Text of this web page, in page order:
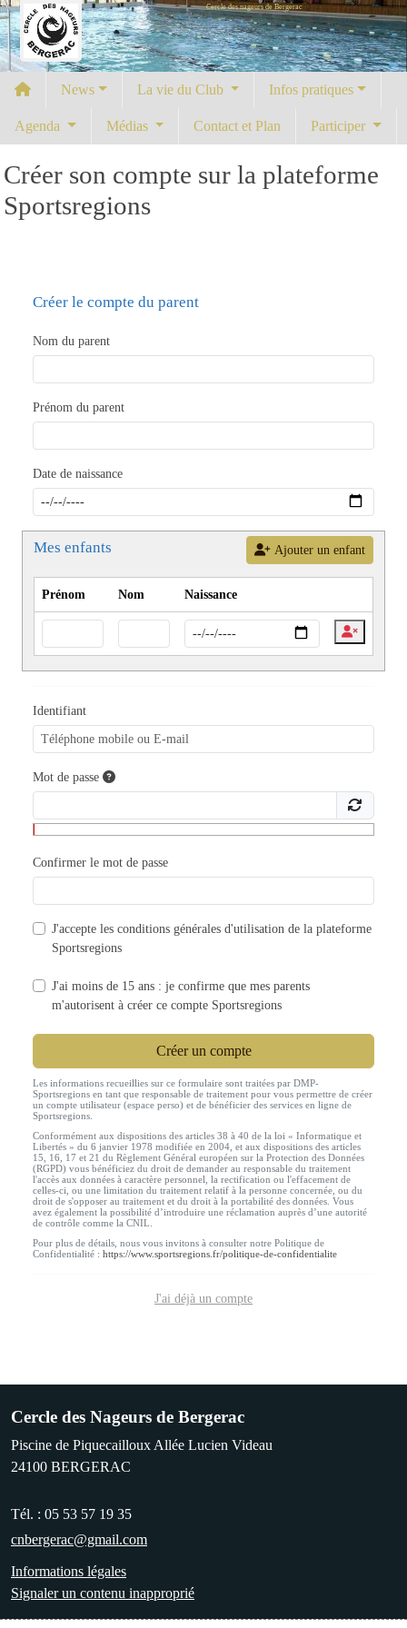
Cercle des nageurs de Bergerac
News La vie du Club Infos pratiques
Agenda Médias Contact et Plan Participer
Créer son compte sur la plateforme
Sportsregions
Créer le compte du parent
Nom du parent
Prénom du parent
Date de naissance
Mes enfants Ajouter un enfant
Prénom Nom Naissance
Identifiant
Mot de passe
Confirmer le mot de passe
J'accepte les conditions générales d'utilisation de la plateforme
Sportsregions
J'ai moins de 15 ans : je confirme que mes parents
m'autorisent à créer ce compte Sportsregions
Créer un compte
Les informations recueillies sur ce formulaire sont traitées par DMP-
Sportsregions en tant que responsable de traitement pour vous permettre de créer
un compte utilisateur (espace perso) et de bénéficier des services en ligne de
Sportsregions.
Conformément aux dispositions des articles 38 à 40 de la loi « Informatique et
Libertés » du 6 janvier 1978 modifiée en 2004, et aux dispositions des articles
15, 16, 17 et 21 du Règlement Général européen sur la Protection des Données
(RGPD) vous bénéficiez du droit de demander au responsable du traitement
l'accès aux données à caractère personnel, la rectification ou l'effacement de
celles-ci, ou une limitation du traitement relatif à la personne concernée, ou du
droit de s'opposer au traitement et du droit à la portabilité des données. Vous
avez également la possibilité d’introduire une réclamation auprès d’une autorité
de contrôle comme la CNIL.
Pour plus de détails, nous vous invitons à consulter notre Politique de
Confidentialité : https://www.sportsregions.fr/politique-de-confidentialite
J'ai déjà un compte
Cercle des Nageurs de Bergerac
Piscine de Piquecailloux Allée Lucien Videau
24100 BERGERAC
Tél. : 05 53 57 19 35
cnbergerac@gmail.com
Informations légales
Signaler un contenu inapproprié
Panneau de gestion des cookies